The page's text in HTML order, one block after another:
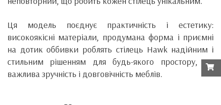
Ця модель поєднує практичність і естетику:
високоякісні матеріали, продумана форма і приємні
на дотик оббивки роблять стілець Hawk надійним і
стильним рішенням для будь-якого простору, де
важлива зручність і довговічність меблів.